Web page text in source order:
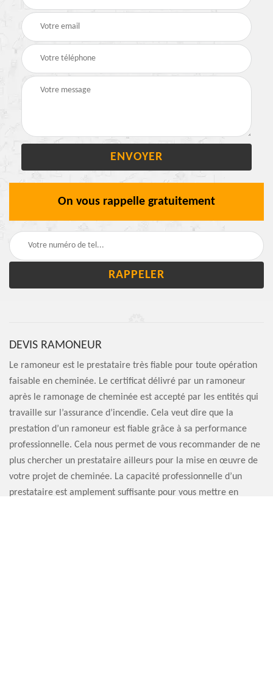
On vous rappelle gratuitement
DEVIS RAMONEUR
Le ramoneur est le prestataire très fiable pour toute opération
faisable en cheminée. Le certificat délivré par un ramoneur
après le ramonage de cheminée est accepté par les entités qui
travaille sur l’assurance d’incendie. Cela veut dire que la
prestation d’un ramoneur est fiable grâce à sa performance
professionnelle. Cela nous permet de vous recommander de ne
plus chercher un prestataire ailleurs pour la mise en œuvre de
votre projet de cheminée. La capacité professionnelle d’un
prestataire est amplement suffisante pour vous mettre en